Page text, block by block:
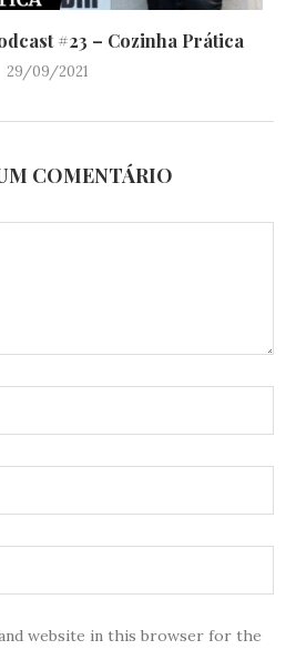
#23 – Cozinha Prática
29/09/2021
COMENTÁRIO
and website in this browser for the